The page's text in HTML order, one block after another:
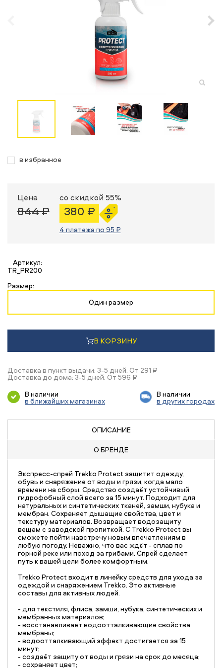
в избранное
Цена
844 ₽
со скидкой 55%
380 ₽
4 платежа по 95 ₽
Артикул:
TR_PR200
Размер:
Один размер
В КОРЗИНУ
Доставка в пункт выдачи: 3-5 дней. От 291 ₽
Доставка до дома: 3-5 дней. От 596 ₽
В наличии
в ближайших магазинах
В наличии
в других городах
ОПИСАНИЕ
О БРЕНДЕ
Экспресс-спрей Trekko Protect защитит одежду,
обувь и снаряжение от воды и грязи, когда мало
времени на сборы. Средство создаёт устойчивый
гидрофобный слой всего за 15 минут. Подходит для
натуральных и синтетических тканей, замши, нубука и
мембран. Сохраняет дышащие свойства, цвет и
текстуру материалов. Возвращает водозащиту
вещам с заводской пропиткой. С Trekko Protect вы
сможете пойти навстречу новым впечатлениям в
любую погоду. Неважно, что вас ждёт - сплав по
горной реке или поход за грибами. Спрей сделает
путь к вашей цели более комфортным.
Trekko Protect входит в линейку средств для ухода за
одеждой и снаряжением Trekko. Это активные
составы для активных людей.
- для текстиля, флиса, замши, нубука, синтетических и
мембранных материалов;
- восстанавливает водоотталкивающие свойства
мембраны;
- водоотталкивающий эффект достигается за 15
минут;
- создаёт защиту от воды и грязи на срок до месяца;
- сохраняет цвет;